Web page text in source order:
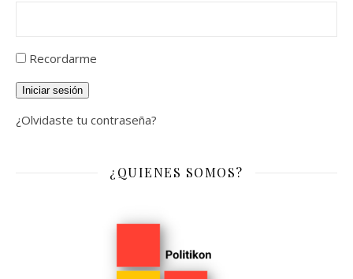
Recordarme
Iniciar sesión
¿Olvidaste tu contraseña?
¿QUIENES SOMOS?